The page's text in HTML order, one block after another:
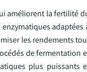
améliorent la fertilité
adaptées
les rendements
de fermentation
plus puissants